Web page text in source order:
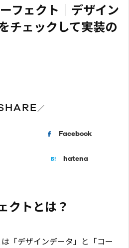
フェクト｜デザイン
チェックして実装の
／
Facebook
hatena
クトとは？
「デザインデータ」と「コー